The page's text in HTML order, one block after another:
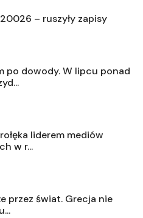
– ruszyły zapisy
po dowody. W lipcu ponad
liderem mediów
w r...
przez świat. Grecja nie